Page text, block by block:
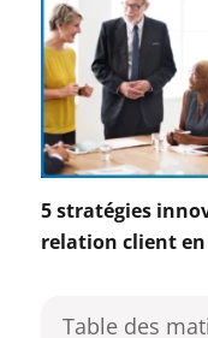
5 stratégies
relation client en
Table des